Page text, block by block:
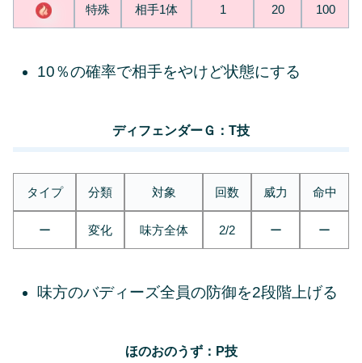
特殊 相手1体 1 20 100
10％の確率で相手をやけど状態にする
ディフェンダーＧ：T技
タイプ 分類 対象 回数 威力 命中
ー 変化 味方全体 2/2 ー ー
味方のバディーズ全員の防御を2段階上げる
ほのおのうず：P技